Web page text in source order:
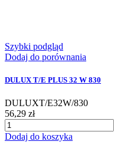
Szybki podgląd
Dodaj do porównania
DULUX T/E PLUS 32 W 830
DULUXT/E32W/830
56,29 zł
Dodaj do koszyka